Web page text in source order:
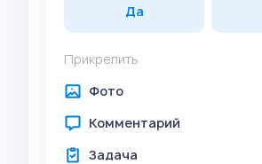
Да
Прикрепить
Фото
Комментарий
Задача